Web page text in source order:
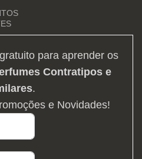
para aprender os
Contratipos e
.
e Novidades!